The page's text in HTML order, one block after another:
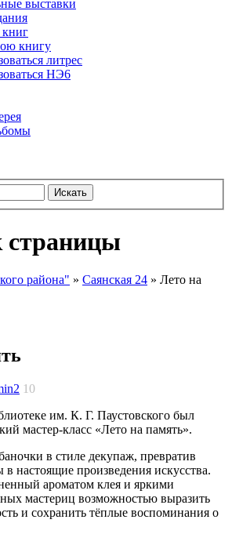
выставки
книгу
литрес
НЭ6
Искать
страницы
района" » Саянская 24 » Лето на
10
им. К. Г. Паустовского был
мастер-класс «Лето на память».
в стиле декупаж, превратив
настоящие произведения искусства.
ароматом клея и яркими
мастериц возможностью выразить
и сохранить тёплые воспоминания о